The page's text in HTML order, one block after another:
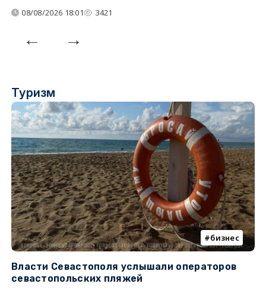
08/08/2026 18:01 3421
Туризм
бизнес
Власти Севастополя услышали операторов
севастопольских пляжей